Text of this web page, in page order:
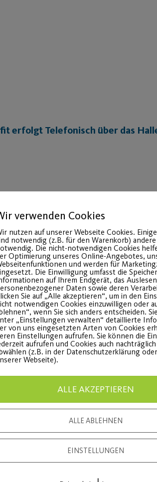
erfolgt Telefonisch über das
Generalausrüster
Premium Partner:
verwenden Cookies
nutzen auf unserer Webseite Cookies.
notwendig (z.B. für den Warenkorb)
Die nicht-notwendigen Cookies
Optimierung unseres Online-Angebotes,
und werden für
Die Einwilligung umfasst die
auf Ihrem Endgerät, das Auslesen
Daten sowie deren
Sie auf „Alle akzeptieren“, um in den
notwendigen Cookies einzuwilligen oder
wenn Sie sich anders entscheiden.
„Einstellungen verwalten“ detaillierte
von uns eingesetzten Arten von Cookies
Einstellungen aufrufen. Sie können die
aufrufen und Cookies auch
(z.B. in der Datenschutzerklärung
Webseite).
ALLE AKZEPTIEREN
ALLE ABLEHNEN
EINSTELLUNGEN